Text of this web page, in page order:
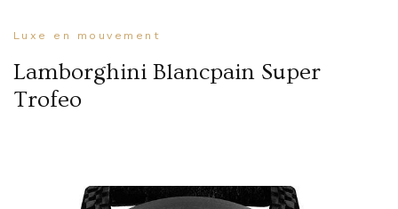
Luxe en mouvement
Lamborghini Blancpain Super
Trofeo